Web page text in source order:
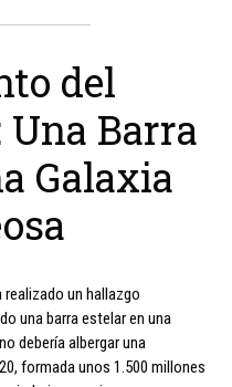
del
Una Barra
Galaxia
un hallazgo
una barra estelar en una
debería albergar una
formada unos 1.500 millones